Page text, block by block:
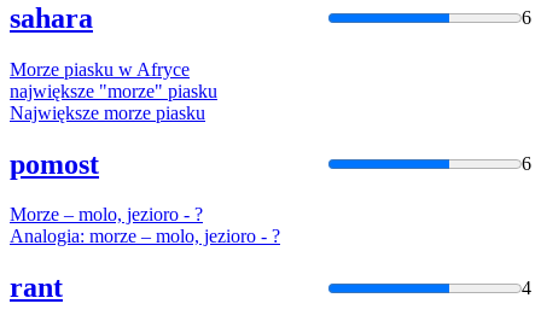
sahara 6
Morze piasku w Afryce
największe "morze" piasku
Największe morze piasku
pomost 6
Morze – molo, jezioro - ?
Analogia: morze – molo, jezioro - ?
rant 4